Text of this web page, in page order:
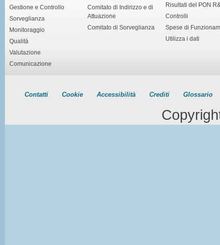
Gestione e Controllo
Sorveglianza
Monitoraggio
Qualità
Valutazione
Comunicazione
Comitato di Indirizzo e di
Attuazione
Comitato di Sorveglianza
Risultati del PON
Controlli
Spese di
Utilizza i dati
Contatti Cookie Accessibilità Crediti Glossario